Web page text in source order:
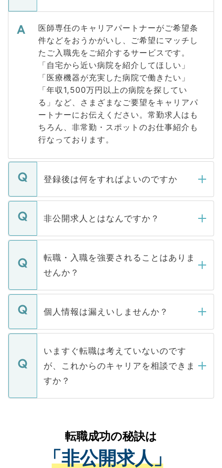
医師専任のキャリアパートナーがご希望条
件などをおうかがいし、ご希望にマッチし
たご入職先をご紹介するサービスです。
「自宅から近い病院を紹介してほしい」
「医療機器が充実した病院で働きたい」
「年収1,500万円以上の病院を探してい
る」など、さまざまなご要望をキャリアパ
ートナーにお伝えください。常勤求人はも
ちろん、非常勤・スポットのお仕事紹介も
行なっております。
登録後は何をすればよいのですか
ご登録いただきましたら、弊社担当者がご
登録内容を確認し、その後メールもしくは
ます。通常、5営業日以内にはご連絡をせて
いただきますので、しばらくお待ちくださ
非公開求人とはなんですか？
マイナビDOCTORで取り扱っている求人の
うち約3割は、Webサイトからご覧いただ
けない「非公開求人」です。非公開求人は
下記の理由によって、一般には公開してい
ません。
■応募殺到を避けるため 人気のある医療機
関を公にしてしまうと、応募が殺到する場
に、医療機関が求める条件に合った人材の
みを人材紹介会社に依頼するケースが増え
ています。
転職・入職を強要されることはありま
せんか？
転職・入職を強要することは一切ありませ
ん。また、仮に応募先から内定をいただい
定を承諾する必要はありません。内定先へ
の辞退の連絡はキャリアパートナーが行い
個人情報は漏えいしませんか？
個人情報が漏えいすることはありませんの
で、ご安心ください。当サイトからの登録
などで収集したご登録者様の個人情報は、
ご本人のキャリアアップおよび転職活動の
支援を目的に使用いたします。お預かりし
ているすべての個人データはご本人の許可
は、個人情報の取り扱いについての厳密な
管理基準を満たした事業者のみに付与され
る、プライバシーマークを取得済みです。
いますぐ転職は考えていないのです
が、これからのキャリアを相談できま
すか？
かがいして、現在の医療機関の状況や紹介
経験をまじえながら、適切なアドバイスを
させていただきます。すぐにご転職をされ
転職成功の秘訣は
「非公開求人」